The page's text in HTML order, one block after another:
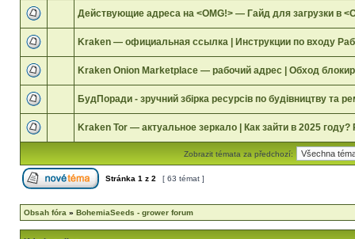
Действующие адреса на <OMG!> — Гайд для загрузки в
Kraken — официальная ссылка | Инструкции по входу
Kraken Onion Marketplace — рабочий адрес | Обход
БудПоради - зручний збірка ресурсів по будівництву та
Kraken Tor — актуальное зеркало | Как зайти в 2025 году?
Zobrazit témata za předchozí:
Stránka 1 z 2 [ 63 témat ]
Obsah fóra » BohemiaSeeds - grower forum